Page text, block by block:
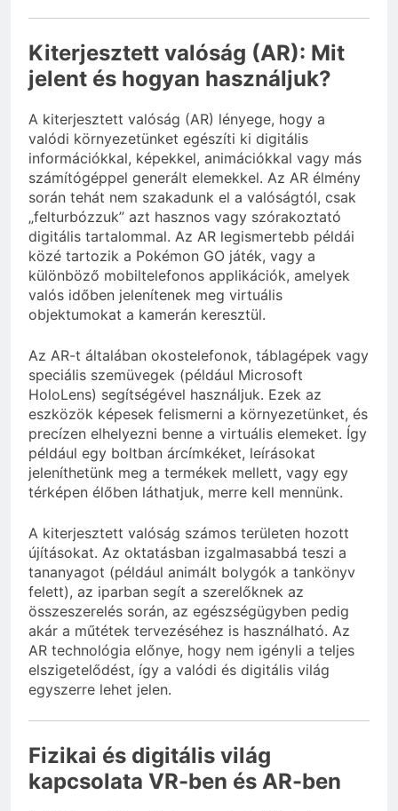
Kiterjesztett valóság (AR): Mit
jelent és hogyan használjuk?
A kiterjesztett valóság (AR) lényege, hogy a
valódi környezetünket egészíti ki digitális
információkkal, képekkel, animációkkal vagy más
számítógéppel generált elemekkel. Az AR élmény
során tehát nem szakadunk el a valóságtól, csak
„felturbózzuk” azt hasznos vagy szórakoztató
digitális tartalommal. Az AR legismertebb példái
közé tartozik a Pokémon GO játék, vagy a
különböző mobiltelefonos applikációk, amelyek
valós időben jelenítenek meg virtuális
objektumokat a kamerán keresztül.
Az AR-t általában okostelefonok, táblagépek vagy
speciális szemüvegek (például Microsoft
HoloLens) segítségével használjuk. Ezek az
eszközök képesek felismerni a környezetünket, és
precízen elhelyezni benne a virtuális elemeket. Így
például egy boltban árcímkéket, leírásokat
jeleníthetünk meg a termékek mellett, vagy egy
térképen élőben láthatjuk, merre kell mennünk.
A kiterjesztett valóság számos területen hozott
újításokat. Az oktatásban izgalmasabbá teszi a
tananyagot (például animált bolygók a tankönyv
felett), az iparban segít a szerelőknek az
összeszerelés során, az egészségügyben pedig
akár a műtétek tervezéséhez is használható. Az
AR technológia előnye, hogy nem igényli a teljes
elszigetelődést, így a valódi és digitális világ
egyszerre lehet jelen.
Fizikai és digitális világ
kapcsolata VR-ben és AR-ben